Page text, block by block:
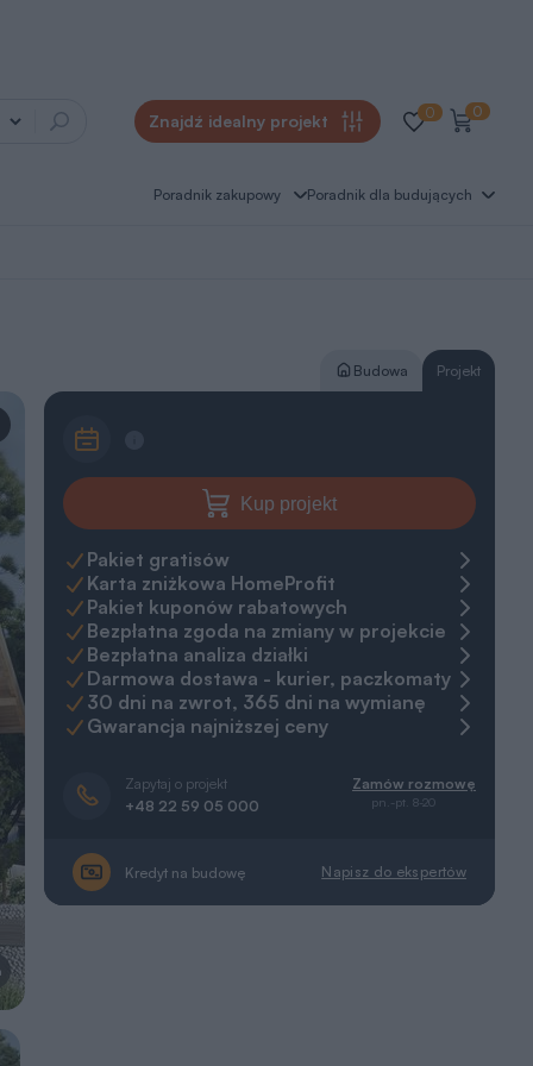
Znajdź idealny projekt 0 0
Poradnik zakupowy Poradnik dla budujących
Budowa Projekt
Kup projekt
Pakiet gratisów
Karta zniżkowa HomeProfit
Pakiet kuponów rabatowych
Bezpłatna zgoda na zmiany w projekcie
Bezpłatna analiza działki
Darmowa dostawa - kurier, paczkomaty
30 dni na zwrot, 365 dni na wymianę
Gwarancja najniższej ceny
Zapytaj o projekt
+48 22 59 05 000
Zamów rozmowę
pn.-pt. 8-20
Kredyt na budowę Napisz do ekspertów